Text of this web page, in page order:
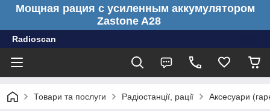
Мощная рация с усиленным аккумулятором
Zastone A28
Radioscan
Товари та послуги Радіостанції, рації Аксесуари